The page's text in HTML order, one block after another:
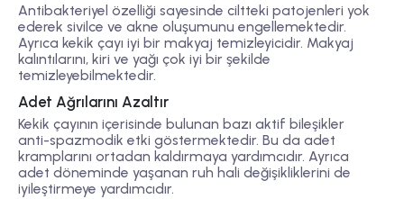
Antibakteriyel özelliği sayesinde ciltteki patojenleri yok
ederek sivilce ve akne oluşumunu engellemektedir.
Ayrıca kekik çayı iyi bir makyaj temizleyicidir. Makyaj
kalıntılarını, kiri ve yağı çok iyi bir şekilde
temizleyebilmektedir.
Adet Ağrılarını Azaltır
Kekik çayının içerisinde bulunan bazı aktif bileşikler
anti-spazmodik etki göstermektedir. Bu da adet
kramplarını ortadan kaldırmaya yardımcıdır. Ayrıca
adet döneminde yaşanan ruh hali değişikliklerini de
iyileştirmeye yardımcıdır.